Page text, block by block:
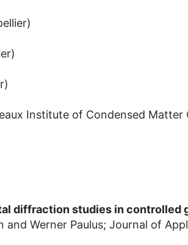
Institute of Condensed Matter
diffraction studies in controlled
Werner Paulus; Journal of